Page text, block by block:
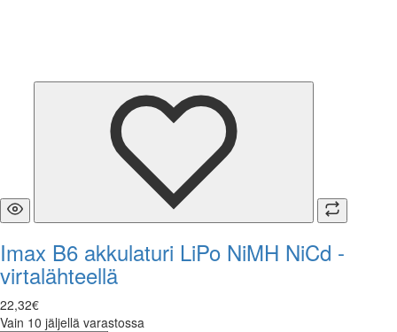
Imax B6 akkulaturi LiPo NiMH NiCd -
virtalähteellä
22,32€
Vain 10 jäljellä varastossa